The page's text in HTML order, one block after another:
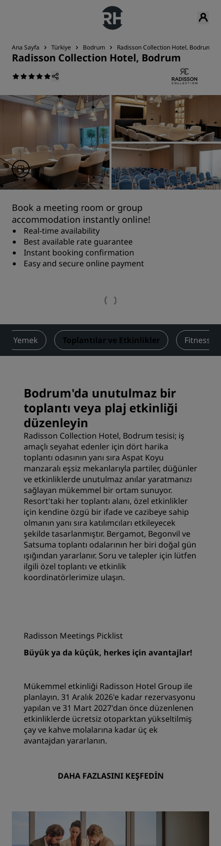
Ana Sayfa Türkiye Bodrum Radisson Collection Hotel, Bodrum
Radisson Collection Hotel, Bodrum
Book a meeting room or group
accommodation instantly online!
Real-time availability
Best available rate guarantee
Instant booking confirmation
Easy and secure online payment
Yemek Toplantılar ve Etkinlikler Fitness
Bodrum'da unutulmaz bir
toplantı veya plaj etkinliği
düzenleyin
Radisson Collection Hotel, Bodrum tesisi; iş
amaçlı seyahat edenler için dört harika
toplantı odasının yanı sıra Aspat Koyu
manzaralı eşsiz mekanlarıyla partiler, düğünler
ve etkinliklerde unutulmaz anılar yaratmanızı
sağlayan mükemmel bir ortam sunuyor.
Resort'taki her toplantı alanı, özel etkinlikler
için kendine özgü bir ifade ve cazibeye sahip
olmanın yanı sıra katılımcıları etkileyecek
şekilde tasarlanmıştır. Bergamot, Begonvil ve
Satsuma toplantı odalarının her biri doğal gün
ışığından yararlanır. Soru ve talepler için lütfen
ilgili özel toplantı ve etkinlik
koordinatörlerimize ulaşın.
Radisson Meetings Picklist
Büyük ya da küçük, herkes için avantajlar!
Mükemmel etkinliği Radisson Hotel Group ile
planlayın. 31 Aralık 2026'e kadar rezervasyonu
yapılan ve 31 Mart 2027'dan önce düzenlenen
etkinliklerde ücretsiz otoparktan yükseltilmiş
çay ve kahve molalarına kadar üç ek
avantajdan yararlanın.
DAHA FAZLASINI KEŞFEDIN